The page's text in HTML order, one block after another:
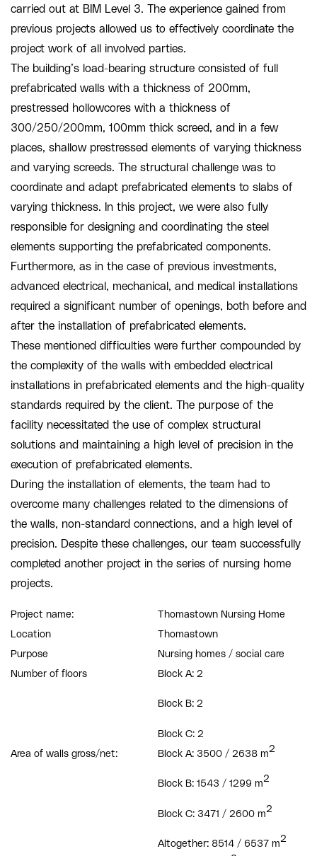
carried out at BIM Level 3. The experience gained from
previous projects allowed us to effectively coordinate the
project work of all involved parties.
The building’s load-bearing structure consisted of full
prefabricated walls with a thickness of 200mm,
prestressed hollowcores with a thickness of
300/250/200mm, 100mm thick screed, and in a few
places, shallow prestressed elements of varying thickness
and varying screeds. The structural challenge was to
coordinate and adapt prefabricated elements to slabs of
varying thickness. In this project, we were also fully
responsible for designing and coordinating the steel
elements supporting the prefabricated components.
Furthermore, as in the case of previous investments,
advanced electrical, mechanical, and medical installations
required a significant number of openings, both before and
after the installation of prefabricated elements.
These mentioned difficulties were further compounded by
the complexity of the walls with embedded electrical
installations in prefabricated elements and the high-quality
standards required by the client. The purpose of the
facility necessitated the use of complex structural
solutions and maintaining a high level of precision in the
execution of prefabricated elements.
During the installation of elements, the team had to
overcome many challenges related to the dimensions of
the walls, non-standard connections, and a high level of
precision. Despite these challenges, our team successfully
completed another project in the series of nursing home
projects.
Project name:
Thomastown Nursing Home
Location
Thomastown
Purpose
Nursing homes / social care
Number of floors
Block A: 2
Block B: 2
Block C: 2
Area of walls gross/net:
Block A: 3500 / 2638 m2
Block B: 1543 / 1299 m2
Block C: 3471 / 2600 m2
Altogether: 8514 / 6537 m2